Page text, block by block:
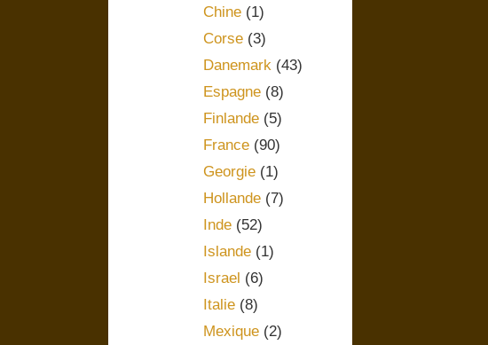
Chine(1)
Corse(3)
Danemark (43)
Espagne(8)
Finlande(5)
France(90)
Georgie(1)
Hollande(7)
Inde(52)
Islande(1)
Israel (6)
Italie(8)
Mexique(2)